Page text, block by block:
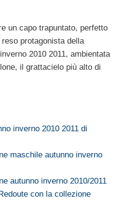
un capo trapuntato, perfetto
protagonista della
2010 2011, ambientata
il grattacielo più alto di
inverno 2010 2011 di
maschile autunno inverno
autunno inverno 2010/2011
con la collezione